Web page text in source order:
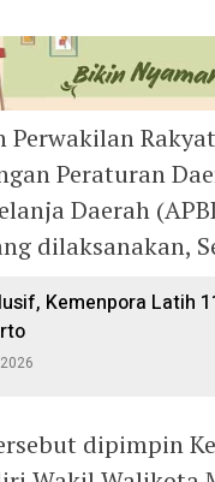
Perwakilan
Peraturan
Daerah
dilaksanakan,
Kemenpora Latih
dipimpin